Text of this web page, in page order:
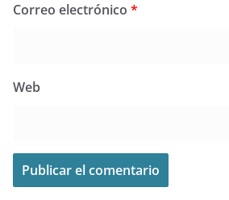
Correo electrónico *
Web